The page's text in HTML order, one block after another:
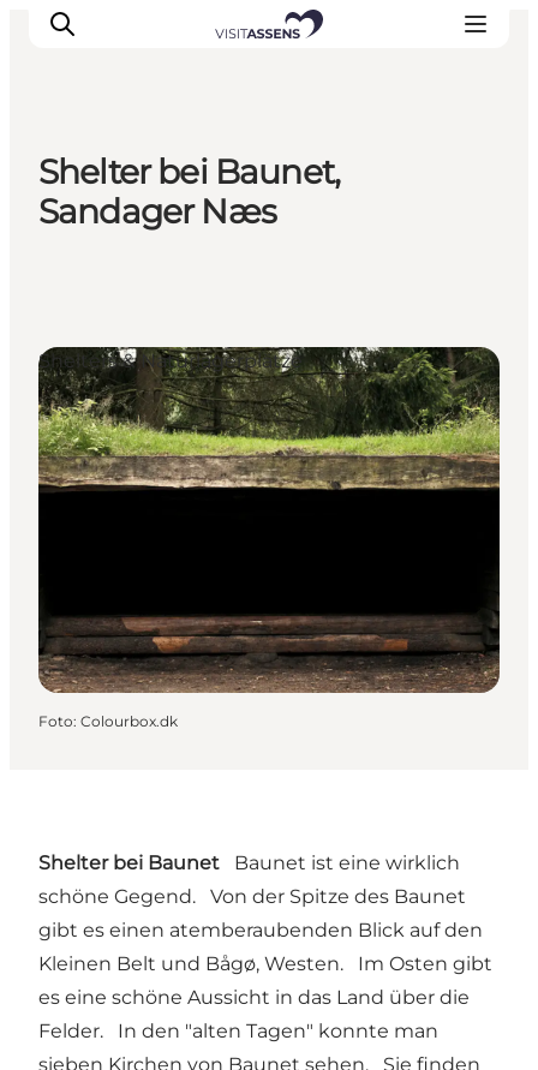
Unterkünfte
Erlebnisse
Shelter bei Baunet,
Sandager Næs
Shelters & Naturlagerplätze
Foto: Colourbox.dk
Shelter bei Baunet Baunet ist eine wirklich
schöne Gegend. Von der Spitze des Baunet
gibt es einen atemberaubenden Blick auf den
Kleinen Belt und Bågø, Westen. Im Osten gibt
es eine schöne Aussicht in das Land über die
Felder. In den "alten Tagen" konnte man
sieben Kirchen von Baunet sehen. Sie finden